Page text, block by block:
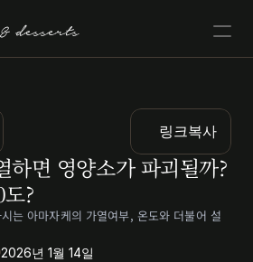
desserts
링크복사
하면 영양소가 파괴될까?
?
는 아마자케의 가열여부, 온도와 더불어 설
2026년 1월 14일